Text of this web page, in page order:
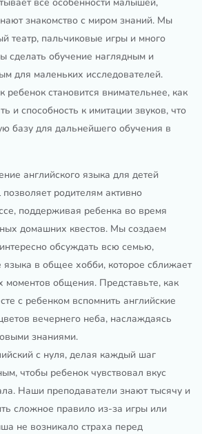
знакомство с миром знаний. Мы
театр, пальчиковые игры и много
сделать обучение наглядным и
для маленьких исследователей.
ребенок становится внимательнее, как
и способность к имитации звуков, что
базу для дальнейшего обучения в
английского языка для детей
родителям активно
поддерживая ребенка во время
домашних квестов. Мы создаем
обсуждать всю семью,
в общее хобби, которое сближает
моментов общения. Представьте, как
с ребенком вспомнить английские
вечернего неба, наслаждаясь
знаниями.
с нуля, делая каждый шаг
чтобы ребенок чувствовал вкус
Наши преподаватели знают тысячу и
сложное правило из-за игры или
не возникало страха перед